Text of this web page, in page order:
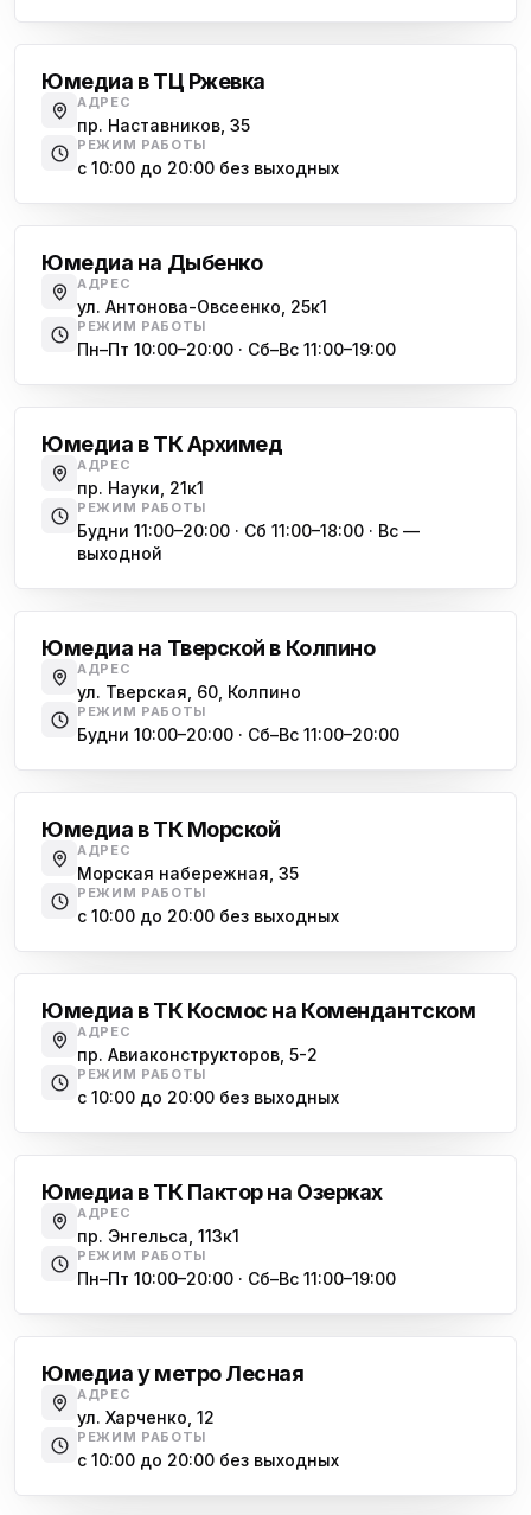
ю
Юмедиа в ТК Юго-Запад
пр. Маршала Жукова, 35-1
Юмедиа на Космонавтов
ю ул. Белы Куна, 24к1
ю
Юмедиа в Купчино
ул. Будапештская, 87-3
Юмедиа Сервис в Колпино
ю
Юмедиа во Всеволожске
пр. Христиновский 28, Всеволожск
Юмедиа в ТЦ Ржевка
АДРЕС
пр. Наставников, 35
РЕЖИМ РАБОТЫ
с 10:00 до 20:00 без выходных
Юмедиа на Дыбенко
АДРЕС
ул. Антонова-Овсеенко, 25к1
РЕЖИМ РАБОТЫ
Пн–Пт 10:00–20:00 · Сб–Вс 11:00–19:00
Юмедиа в ТК Архимед
АДРЕС
пр. Науки, 21к1
РЕЖИМ РАБОТЫ
Будни 11:00–20:00 · Сб 11:00–18:00 · Вс —
выходной
Юмедиа на Тверской в Колпино
АДРЕС
ул. Тверская, 60, Колпино
РЕЖИМ РАБОТЫ
Будни 10:00–20:00 · Сб–Вс 11:00–20:00
Юмедиа в ТК Морской
АДРЕС
Морская набережная, 35
РЕЖИМ РАБОТЫ
с 10:00 до 20:00 без выходных
Юмедиа в ТК Космос на Комендантском
АДРЕС
пр. Авиаконструкторов, 5-2
РЕЖИМ РАБОТЫ
с 10:00 до 20:00 без выходных
Юмедиа в ТК Пактор на Озерках
АДРЕС
пр. Энгельса, 113к1
РЕЖИМ РАБОТЫ
Пн–Пт 10:00–20:00 · Сб–Вс 11:00–19:00
Юмедиа у метро Лесная
АДРЕС
ул. Харченко, 12
РЕЖИМ РАБОТЫ
с 10:00 до 20:00 без выходных